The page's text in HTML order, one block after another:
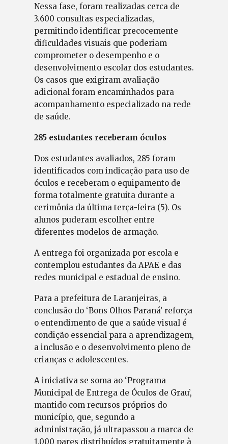
Nessa fase, foram realizadas cerca de
3.600 consultas especializadas,
permitindo identificar precocemente
dificuldades visuais que poderiam
comprometer o desempenho e o
desenvolvimento escolar dos estudantes.
Os casos que exigiram avaliação
adicional foram encaminhados para
acompanhamento especializado na rede
de saúde.
285 estudantes receberam óculos
Dos estudantes avaliados, 285 foram
identificados com indicação para uso de
óculos e receberam o equipamento de
forma totalmente gratuita durante a
cerimônia da última terça-feira (5). Os
alunos puderam escolher entre
diferentes modelos de armação.
A entrega foi organizada por escola e
contemplou estudantes da APAE e das
redes municipal e estadual de ensino.
Para a prefeitura de Laranjeiras, a
conclusão do ‘Bons Olhos Paraná’ reforça
o entendimento de que a saúde visual é
condição essencial para a aprendizagem,
a inclusão e o desenvolvimento pleno de
crianças e adolescentes.
A iniciativa se soma ao ‘Programa
Municipal de Entrega de Óculos de Grau’,
mantido com recursos próprios do
município, que, segundo a
administração, já ultrapassou a marca de
1.000 pares distribuídos gratuitamente à